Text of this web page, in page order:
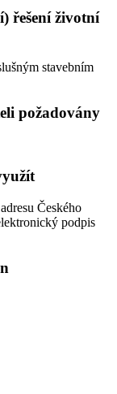
řešení životní
stavebním
požadovány
Českého
podpis